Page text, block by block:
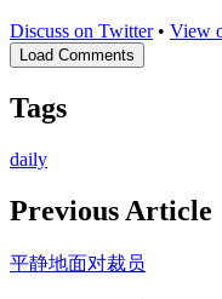
Discuss on Twitter• View
Load Comments
Tags
daily
Previous Article
平静地面对裁员